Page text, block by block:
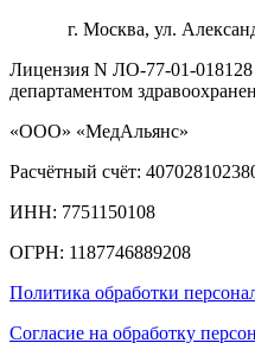
г. Москва, ул.
Лицензия N ЛО-77-01-018128
департаментом
«ООО» «МедАльянс»
Расчётный счёт:
ИНН: 7751150108
ОГРН: 1187746889208​
Политика обработки
Согласие на обработку